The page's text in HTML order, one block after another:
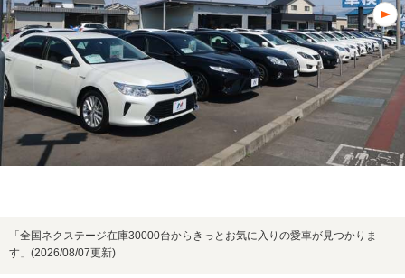
「全国ネクステージ在庫30000台からきっとお気に入りの愛車が見つかりま
す」(2026/08/07更新)